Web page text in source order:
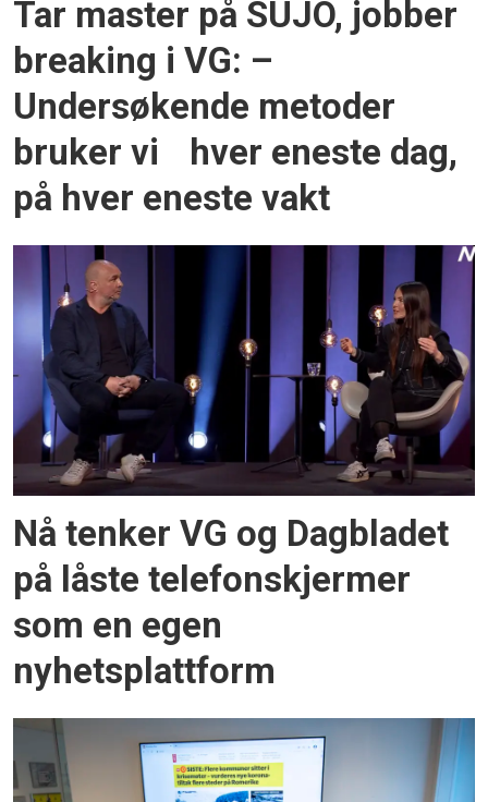
Tar master på SUJO, jobber
breaking i VG: –
Undersøkende metoder
bruker vi hver eneste dag,
på hver eneste vakt
Nå tenker VG og Dagbladet
på låste telefonskjermer
som en egen
nyhetsplattform